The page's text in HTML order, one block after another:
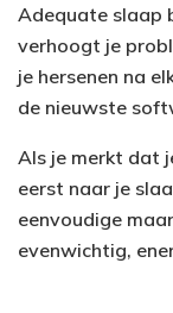
Adequate slaap
verhoogt je
je hersenen na
de nieuwste
Als je merkt dat
eerst naar je
eenvoudige
evenwichtig,